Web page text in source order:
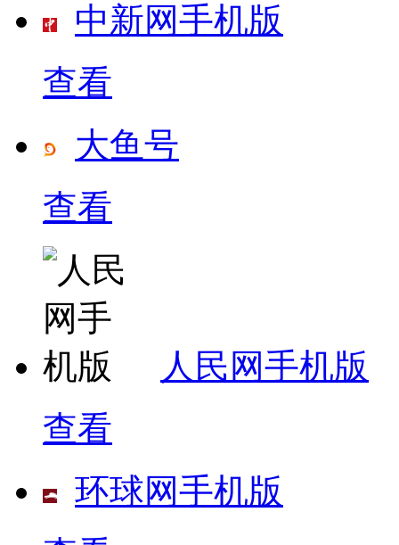
中新网手机版
查看
大鱼号
查看
人民网手机版
查看
环球网手机版